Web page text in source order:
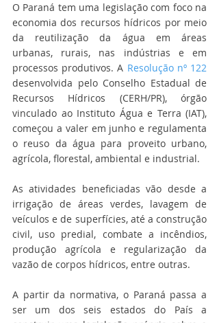
O Paraná tem uma legislação com foco na
economia dos recursos hídricos por meio
da reutilização da água em áreas
urbanas, rurais, nas indústrias e em
processos produtivos. A Resolução nº 122
desenvolvida pelo Conselho Estadual de
Recursos Hídricos (CERH/PR), órgão
vinculado ao Instituto Água e Terra (IAT),
começou a valer em junho e regulamenta
o reuso da água para proveito urbano,
agrícola, florestal, ambiental e industrial.
As atividades beneficiadas vão desde a
irrigação de áreas verdes, lavagem de
veículos e de superfícies, até a construção
civil, uso predial, combate a incêndios,
produção agrícola e regularização da
vazão de corpos hídricos, entre outras.
A partir da normativa, o Paraná passa a
ser um dos seis estados do País a